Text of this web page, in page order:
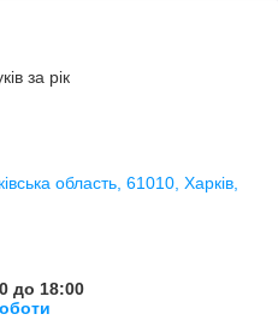
за рік
область, 61010, Харків,
до 18:00